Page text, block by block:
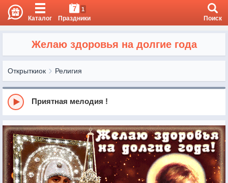
Каталог
7 1
Праздники Поиск
Желаю здоровья на долгие года
Открыткиок Религия
Приятная мелодия !